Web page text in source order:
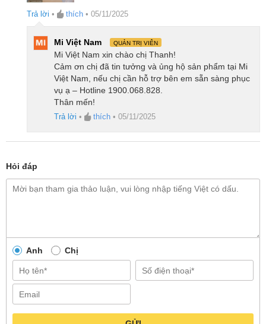
ống nối có thể uốn cong tới 90 độ. Qua đó cho phép
máy luồn lách nhẹ nhàng vào những khu vực hẹp với
độ cao chỉ 5.6cm, nơi mà các loại máy hút bụi thông
thường khó mà tiếp cận tới. Nhờ vậy mà việc làm
sạch toàn bộ căn nhà, kể cả những ngóc ngách ít khi
được chú ý trở nên nhẹ nhàng và hiệu quả hơn bao
Trả lời • thích • 05/11/2025
Mi Việt Nam QUẢN TRỊ VIÊN
Mi Việt Nam xin chào chị Thanh!
Cảm ơn chị đã tin tưởng và ủng hộ sản phẩm tại Mi
Việt Nam, nếu chị cần hỗ trợ bên em sẵn sàng phục
vụ ạ – Hotline 1900.068.828.
Thân mến!
Trả lời • thích • 05/11/2025
Hỏi đáp
Anh Chị